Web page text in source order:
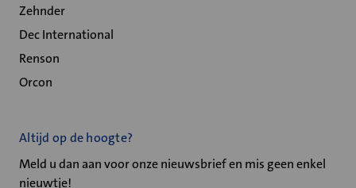
Zehnder
Dec International
Renson
Orcon
Altijd op de hoogte?
Meld u dan aan voor onze nieuwsbrief en mis geen enkel
nieuwtje!